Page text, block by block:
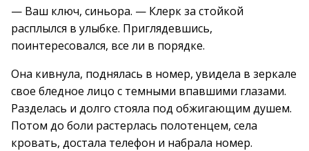
— Ваш ключ, синьора. — Клерк за стойкой
расплылся в улыбке. Приглядевшись,
поинтересовался, все ли в порядке.
Она кивнула, поднялась в номер, увидела в зеркале
свое бледное лицо с темными впавшими глазами.
Разделась и долго стояла под обжигающим душем.
Потом до боли растерлась полотенцем, села
кровать, достала телефон и набрала номер.